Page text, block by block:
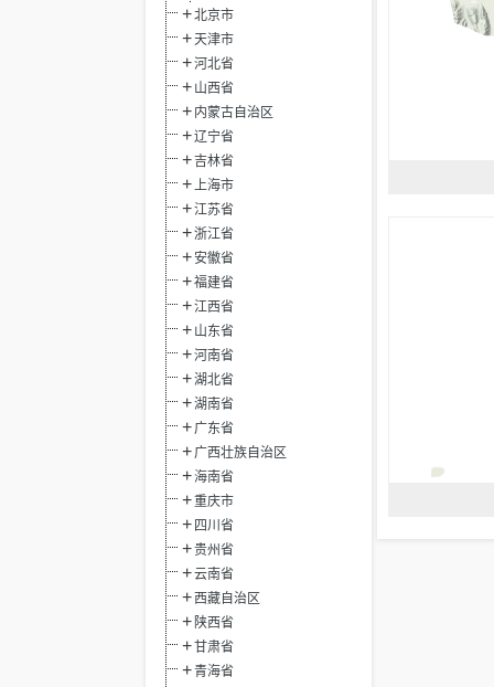
北京市
天津市
河北省
山西省
内蒙古自治区
辽宁省
吉林省
上海市
江苏省
浙江省
安徽省
福建省
江西省
山东省
河南省
湖北省
湖南省
广东省
广西壮族自治区
海南省
重庆市
四川省
贵州省
云南省
西藏自治区
陕西省
甘肃省
青海省